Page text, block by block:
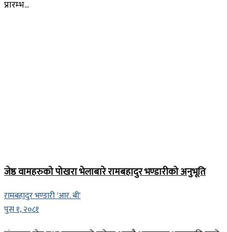
प्रारम्भ...
जेष्ठ वामहरुको पोखरा भेलाबारे रामबहादुर भण्डारीको अनुभूति
रामबहादुर भण्डारी 'आर. बी'
पुस १, २०८१